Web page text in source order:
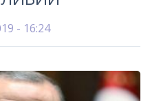
- 16:24